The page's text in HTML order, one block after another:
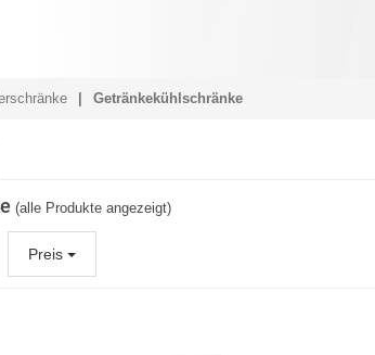
Getränkekühlschränke
(alle Produkte angezeigt)
Preis